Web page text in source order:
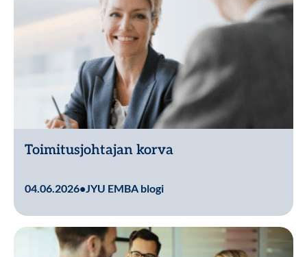
Toimitusjohtajan korva
04.06.2026•JYU EMBA blogi